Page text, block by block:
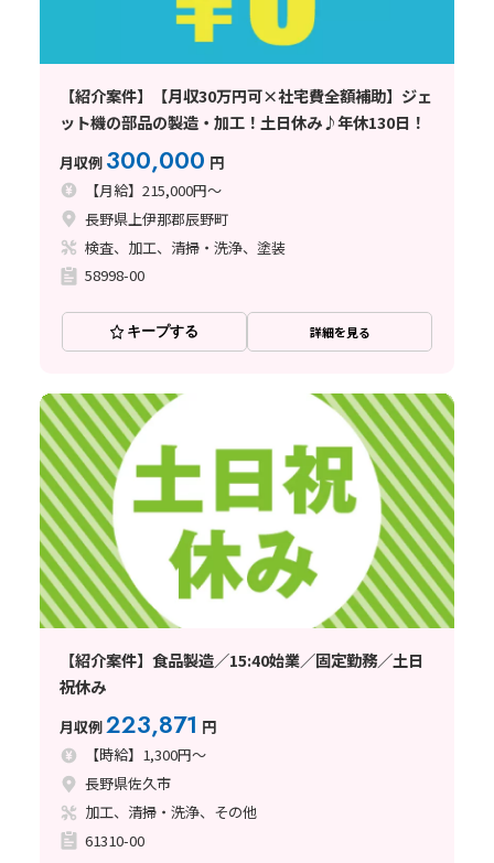
【紹介案件】【月収30万円可×社宅費全額補助】ジェ
ット機の部品の製造・加工！土日休み♪年休130日！
月収例 300,000 円
【月給】215,000円～
長野県上伊那郡辰野町
検査、加工、清掃・洗浄、塗装
58998-00
キープする 詳細を見る
【紹介案件】食品製造／15:40始業／固定勤務／土日
祝休み
月収例223,871 円
【時給】1,300円～
長野県佐久市
加工、清掃・洗浄、その他
61310-00